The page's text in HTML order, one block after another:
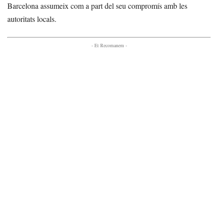
Barcelona assumeix com a part del seu compromís amb les
autoritats locals.
- Et Recomanem -